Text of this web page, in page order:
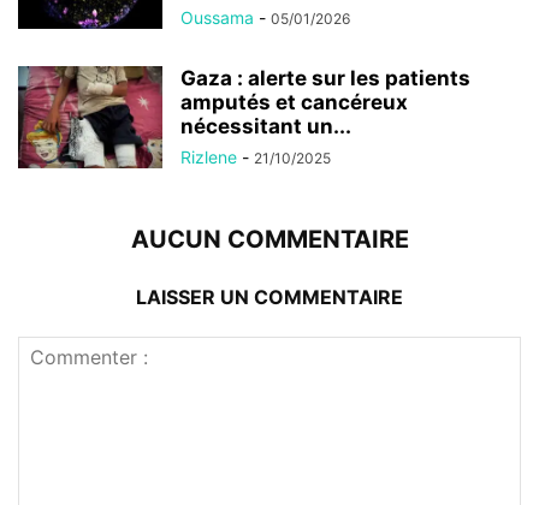
Oussama - 05/01/2026
Gaza : alerte sur les patients
amputés et cancéreux
nécessitant un...
Rizlene - 21/10/2025
AUCUN COMMENTAIRE
LAISSER UN COMMENTAIRE